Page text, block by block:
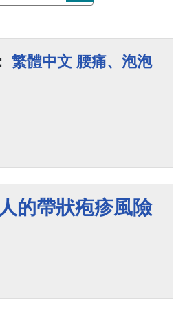
繁體中文 腰痛、泡泡
的帶狀疱疹風險